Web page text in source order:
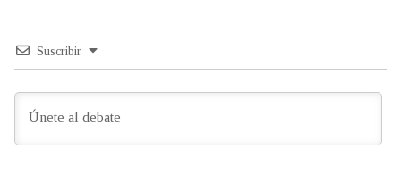
Suscribir